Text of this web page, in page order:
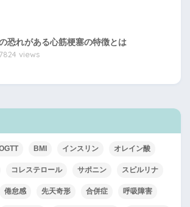
恐れがある心筋梗塞の特徴とは
views
BMI インスリン オレイン酸
コレステロール サポニン スピルリナ
倦怠感 先天奇形 合併症 呼吸障害